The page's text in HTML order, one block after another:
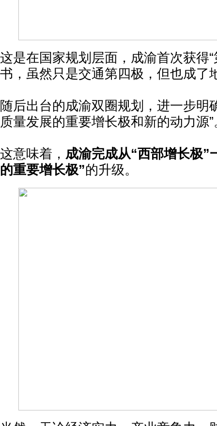
这是在国家规划层面，成渝首次获得
书，虽然只是交通第四极，但也成了
随后出台的成渝双圈规划，进一步明
质量发展的重要增长极和新的动力源”
这意味着， 成渝完成从“西部增长极”
的重要增长极”的升级。